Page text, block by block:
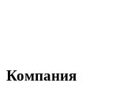
Компания